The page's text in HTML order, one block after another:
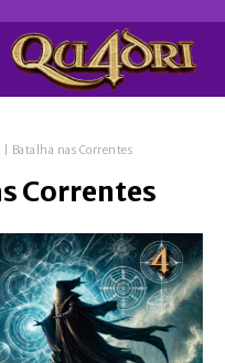
| Batalha nas Correntes
Correntes